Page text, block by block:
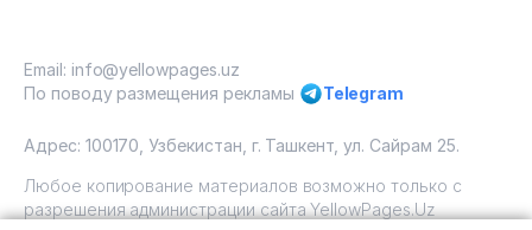
Email: info@yellowpages.uz
По поводу размещения рекламы
Telegram
Адрес: 100170, Узбекистан, г. Ташкент, ул. Сайрам 25.
Любое копирование материалов возможно только с
разрешения администрации сайта YellowPages.Uz